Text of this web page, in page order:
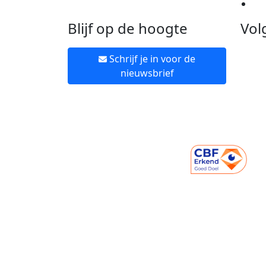
Blijf op de hoogte
Schrijf je in voor de
nieuwsbrief